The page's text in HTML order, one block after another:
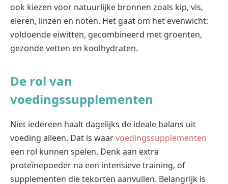
ook kiezen voor natuurlijke bronnen zoals kip, vis,
eieren, linzen en noten. Het gaat om het evenwicht:
voldoende eiwitten, gecombineerd met groenten,
gezonde vetten en koolhydraten.
De rol van
voedingssupplementen
Niet iedereen haalt dagelijks de ideale balans uit
voeding alleen. Dat is waarvoedingssupplementen
een rol kunnen spelen. Denk aan extra
proteïnepoeder na een intensieve training, of
supplementen die tekorten aanvullen. Belangrijk is